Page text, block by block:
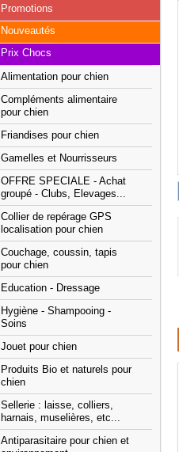
Promotions
Nouveautés
Prix Chocs
Alimentation pour chien
Compléments alimentaire
pour chien
Friandises pour chien
Gamelles et Nourrisseurs
OFFRE SPECIALE - Achat
groupé - Clubs, Elevages...
Collier de repérage GPS
localisation pour chien
Couchage, coussin, tapis
pour chien
Education - Dressage
Hygiène - Shampooing -
Soins
Jouet pour chien
Produits Bio et naturels pour
chien
Sellerie : laisse, colliers,
harnais, muselières, etc...
Antiparasitaire pour chien et